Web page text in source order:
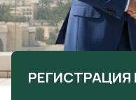
РЕГИСТРАЦИЯ